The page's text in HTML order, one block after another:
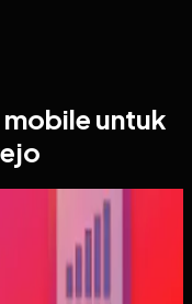
untuk